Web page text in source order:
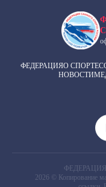
ФЕДЕРАЦИЯО СПОРТЕ
НОВОСТИ
2026 © Копирование